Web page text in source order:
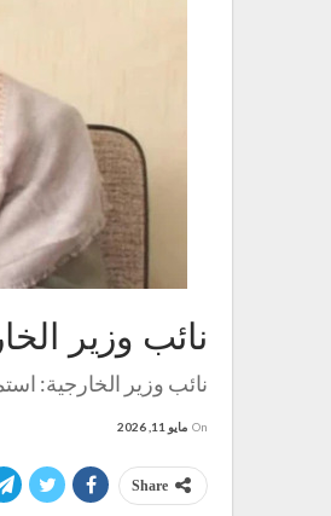
نائب وزير
نائب وزير الخارجية:
On مايو 11, 2026
Share